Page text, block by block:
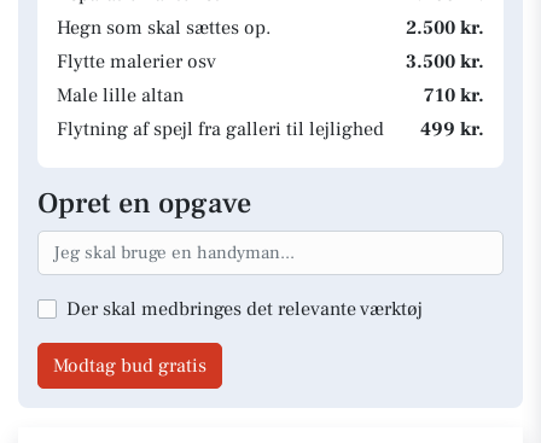
Hegn som skal sættes op.
2.500 kr.
Flytte malerier osv
3.500 kr.
Male lille altan
710 kr.
Flytning af spejl fra galleri til lejlighed
499 kr.
Opret en opgave
Der skal medbringes det relevante værktøj
Modtag bud gratis